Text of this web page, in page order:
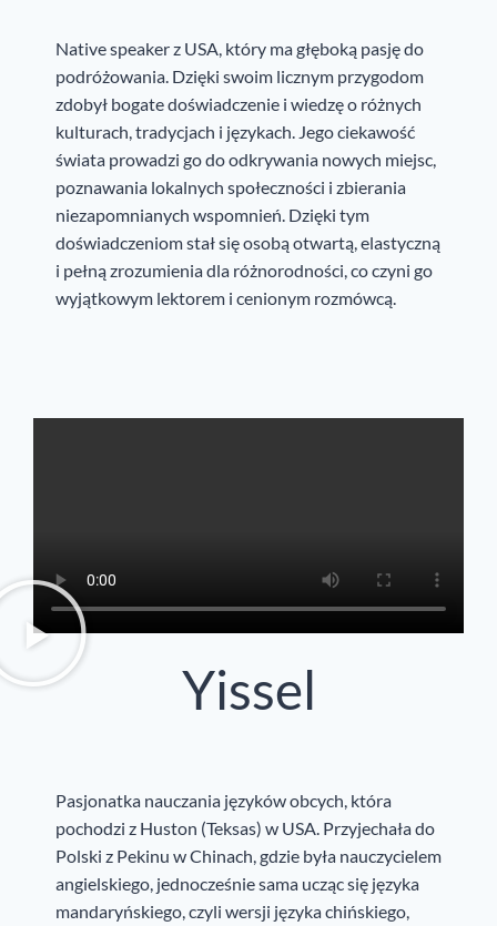
Native speaker z USA, który ma głęboką pasję do
podróżowania. Dzięki swoim licznym przygodom
zdobył bogate doświadczenie i wiedzę o różnych
kulturach, tradycjach i językach. Jego ciekawość
świata prowadzi go do odkrywania nowych miejsc,
poznawania lokalnych społeczności i zbierania
niezapomnianych wspomnień. Dzięki tym
doświadczeniom stał się osobą otwartą, elastyczną
i pełną zrozumienia dla różnorodności, co czyni go
wyjątkowym lektorem i cenionym rozmówcą.
Yissel
Pasjonatka nauczania języków obcych, która
pochodzi z Huston (Teksas) w USA. Przyjechała do
Polski z Pekinu w Chinach, gdzie była nauczycielem
angielskiego, jednocześnie sama ucząc się języka
mandaryńskiego, czyli wersji języka chińskiego,